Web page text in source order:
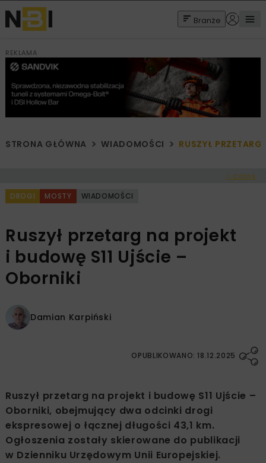
Branże
REKLAMA
STRONA GŁÓWNA WIADOMOŚCI RUSZYŁ
< Cofnij
DROGI MOSTY WIADOMOŚCI
Ruszył przetarg na projekt
i budowę S11 Ujście –
Oborniki
Damian Karpiński
OPUBLIKOWANO: 18.12.2025
Ruszył przetarg na projekt i budowę S11 Ujście –
Oborniki, obejmujący dwa odcinki drogi
ekspresowej o łącznej długości 43,1 km.
Ogłoszenia zostały skierowane do publikacji
w Dzienniku Urzędowym Unii Europejskiej.